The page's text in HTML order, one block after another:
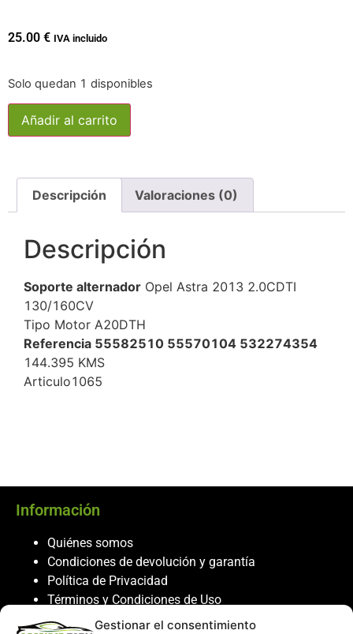
Gestionar el consentimiento
25.00 € IVA incluido
Solo quedan 1 disponibles
Añadir al carrito
Descripción Valoraciones (0)
Descripción
Soporte alternador Opel Astra 2013 2.0CDTI
130/160CV
Tipo Motor A20DTH
Referencia 55582510 55570104 532274354
144.395 KMS
Articulo1065
Información
Quiénes somos
Condiciones de devolución y garantía
Política de Privacidad
Términos y Condiciones de Uso
Política de Cookies